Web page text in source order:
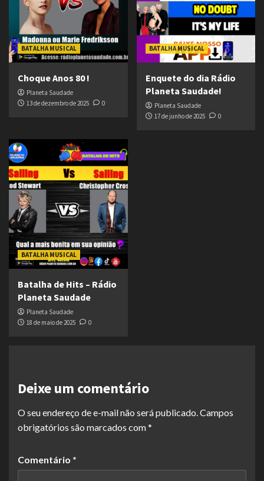
BATALHA MUSICAL
Choque Anos 80 !
Planeta Saudade
13 de dezembro de 2025
0
BATALHA MUSICAL
Enquete do dia Rádio
Planeta Saudade!
Planeta Saudade
17 de junho de 2025
0
BATALHA MUSICAL
Batalha de Hits – Rádio
Planeta Saudade
Planeta Saudade
18 de maio de 2025
0
Deixe um comentário
O seu endereço de e-mail não será publicado.Campos
obrigatórios são marcados com*
Comentário *